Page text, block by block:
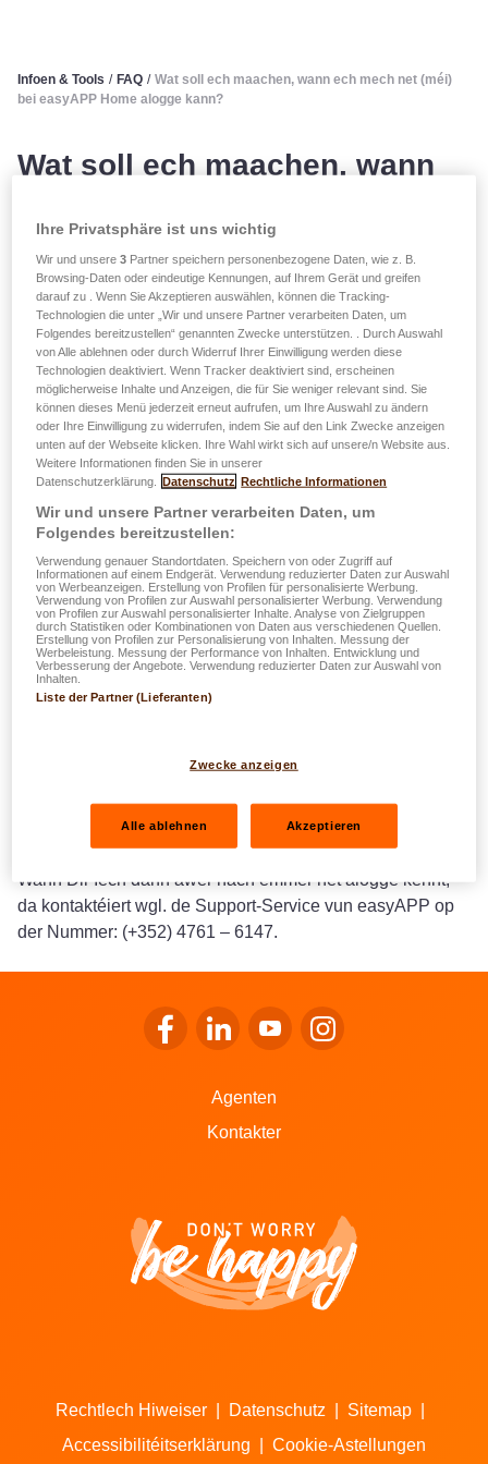
Infoen & Tools / FAQ / Wat soll ech maachen, wann ech mech net (méi)
bei easyAPP Home alogge kann?
Wat soll ech maachen, wann
easyAPP Home alogge kann?
Dir musst ëmmer déi Coordonnéeë benotzen, déi Dir bei
Ärer éischter Umeldung/dem Ariichte vum Kont benotzt
hutt.
Bei Ärem Passwuert ass d'Kleng- a Groussschreiwung
wichteg. Grouss Buschtawen, kleng Buschtawen, Espacen
asw. mussen deemno richteg benotzt ginn, fir datt d'Alogge
funktionéiert.
Dir kënnt Äert Passwuert beim Login-Prozess oder zu all
Moment op easyAPP (an der Rubrik „Paramètres / Mon
compte” (Astellungen / Mäi Kont)) änneren.
Wann Dir d'E-Mail-Adress fir Iech anzeloggen ännere
musst, da kontaktéiert wgl. eise Support-Service vun
easyApp op der Nummer (+352) 4761 - 6147 an Ären
Interlocuteur begleet Iech dann duerch déi nächst
Etappen.
Problemer optrieden (Maintenance-Aarbechten, Funktioun
net disponibel), geet et dacks duer, e puer Stonnen ze
waarden an et dann nach eng Kéier ze probéieren.
Wann Dir Iech dann awer nach ëmmer net alogge kënnt,
da kontaktéiert wgl. de Support-Service vun easyAPP op
der Nummer: (+352) 4761 – 6147.
Op de Facebook vu LALUX goen
Op de LinkedIn vu LALUX goen
Op de YouTube vu LALUX
Op den Instagram vu
Agenten
Kontakter
Rechtlech Hiweiser Datenschutz Sitemap
Accessibilitéitserklärung
Cookie-Astellungen
Ihre Privatsphäre ist uns wichtig
Wir und unsere3 Partner speichern personenbezogene Daten, wie z. B.
Browsing-Daten oder eindeutige Kennungen, auf Ihrem Gerät und greifen
darauf zu . Wenn Sie Akzeptieren auswählen, können die Tracking-
Technologien die unter „Wir und unsere Partner verarbeiten Daten, um
Folgendes bereitzustellen“ genannten Zwecke unterstützen. . Durch Auswahl
von Alle ablehnen oder durch Widerruf Ihrer Einwilligung werden diese
Technologien deaktiviert. Wenn Tracker deaktiviert sind, erscheinen
möglicherweise Inhalte und Anzeigen, die für Sie weniger relevant sind. Sie
können dieses Menü jederzeit erneut aufrufen, um Ihre Auswahl zu ändern
oder Ihre Einwilligung zu widerrufen, indem Sie auf den Link Zwecke anzeigen
unten auf der Webseite klicken. Ihre Wahl wirkt sich auf unsere/n Website aus.
Weitere Informationen finden Sie in unserer
Datenschutzerklärung.
Datenschutz Rechtliche Informationen
Wir und unsere Partner verarbeiten Daten, um
Folgendes bereitzustellen:
Verwendung genauer Standortdaten. Speichern von oder Zugriff auf
Informationen auf einem Endgerät. Verwendung reduzierter Daten zur Auswahl
von Werbeanzeigen. Erstellung von Profilen für personalisierte Werbung.
Verwendung von Profilen zur Auswahl personalisierter Werbung. Verwendung
von Profilen zur Auswahl personalisierter Inhalte. Analyse von Zielgruppen
durch Statistiken oder Kombinationen von Daten aus verschiedenen Quellen.
Erstellung von Profilen zur Personalisierung von Inhalten. Messung der
Werbeleistung. Messung der Performance von Inhalten. Entwicklung und
Verbesserung der Angebote. Verwendung reduzierter Daten zur Auswahl von
Inhalten.
Liste der Partner (Lieferanten)
Zwecke anzeigen
Alle ablehnen Akzeptieren